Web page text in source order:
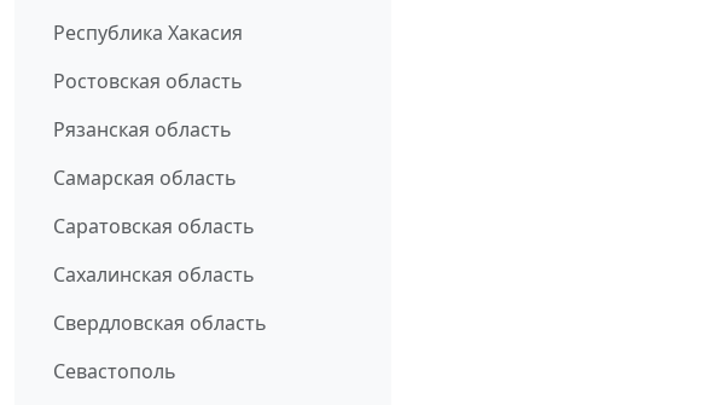
Республика Хакасия
Ростовская область
Рязанская область
Самарская область
Саратовская область
Сахалинская область
Свердловская область
Севастополь